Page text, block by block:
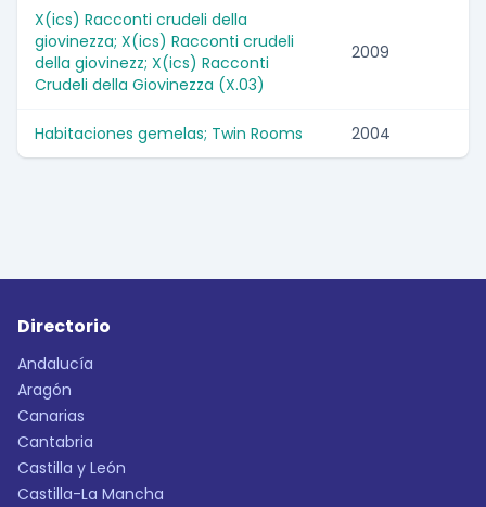
X(ics) Racconti crudeli della
giovinezza; X(ics) Racconti crudeli
della giovinezz; X(ics) Racconti
Crudeli della Giovinezza (X.03)
2009
Habitaciones gemelas; Twin Rooms 2004
Directorio
Andalucía
Aragón
Canarias
Cantabria
Castilla y León
Castilla-La Mancha